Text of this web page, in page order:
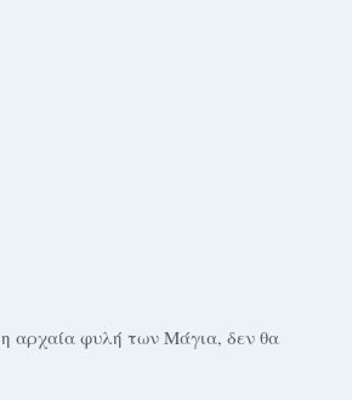
η αρχαία φυλή των Μάγια, δεν θα